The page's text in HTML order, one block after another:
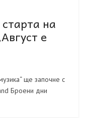
на
е
ще започне с
Броени дни